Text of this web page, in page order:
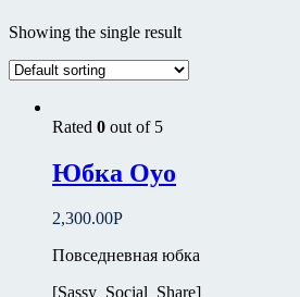
Бежевый(0)
голубой(1)
Красная(1)
белый (0)
красный(0)
черный
Showing the single result
Rated 0 out of 5
Юбка Oyo
2,300.00Р
Повседневная юбка
[Sassy_Social_Share]